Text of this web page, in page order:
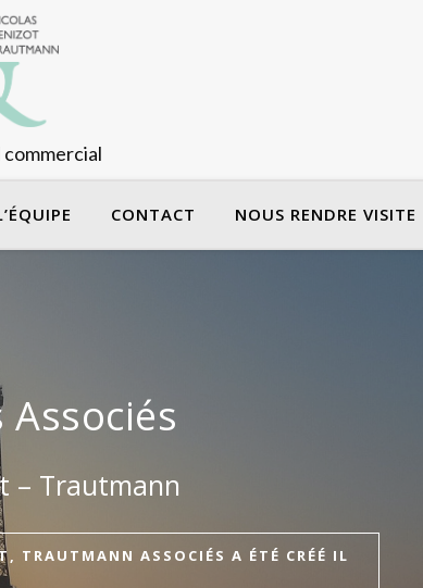
commercial
CONTACT NOUS RENDRE VISITE
Associés
– Trautmann
TRAUTMANN ASSOCIÉS A ÉTÉ CRÉÉ IL